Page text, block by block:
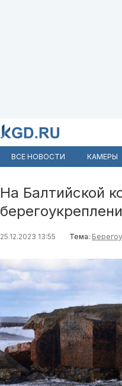
ВСЕ НОВОСТИ КАМЕРЫ
На Балтийской
25.12.2023 13:55 Тема: